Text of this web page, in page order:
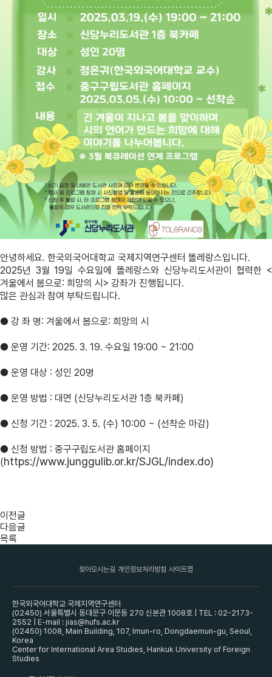
안녕하세요. 한국외국어대학교 국제지역연구센터 똘레랑스입니다.
2025년 3월 19일 수요일에 똘레랑스와 신당누리도서관이 협력한 <
겨울에서 봄으로: 희망의 시 > 강좌가 진행됩니다.
많은 관심과 참여 부탁드립니다.
● 강 좌 명: 겨울에서 봄으로: 희망의 시
● 운영 기간: 2025. 3. 19. 수요일 19:00 ~ 21:00
● 운영 대상 : 성인 20명
● 운영 방법 : 대면 (신당누리도서관 1층 북카페)
● 신청 기간 : 2025. 3. 5. (수) 10:00 ~ (선착순 마감)
● 신청 방법 : 중구구립도서관 홈페이지
(https://www.junggulib.or.kr/SJGL/index.do)
이전글
다음글
목록
찾아오시는길 개인정보처리방침 사이트맵
한국외국어대학교 국제지역연구센터
(02450) 서울특별시 동대문구 이문동 270 신본관 1008호 | TEL : 02-2173-
2552 | E-mail : jias@hufs.ac.kr
(02450) 1008, Main Building, 107, Imun-ro, Dongdaemun-gu, Seoul,
Korea
Center for International Area Studies, Hankuk University of Foreign
Studies